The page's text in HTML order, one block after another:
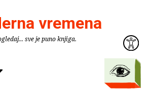
vremena
sve je puno knjiga.